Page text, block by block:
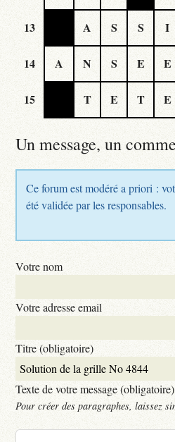
13 A S S I
14 A N S E E
15 T E T E
Un message, un
Ce forum est modéré a priori :
été validée par les responsables.
Votre nom
Votre adresse email
Titre (obligatoire)
Texte de votre message (obligatoire)
Pour créer des paragraphes, laissez